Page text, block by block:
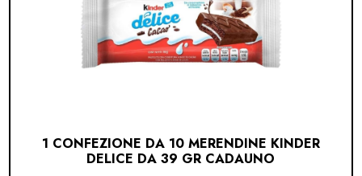
1 CONFEZIONE DA 10 MERENDINE KINDER
DELICE DA 39 GR CADAUNO